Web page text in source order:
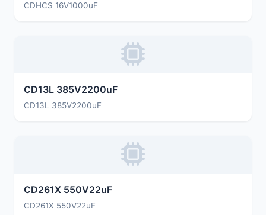
CDHCS 16V1000uF
CD13L 385V2200uF
CD13L 385V2200uF
CD261X 550V22uF
CD261X 550V22uF